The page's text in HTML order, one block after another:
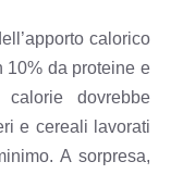
calorico
10% da proteine e
dovrebbe
e cereali lavorati
A sorpresa,